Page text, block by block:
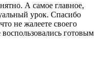
А самое главное,
урок. Спасибо
не жалеете своего
готовым